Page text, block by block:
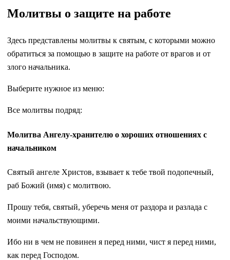
Молитвы о защите на работе
Здесь представлены молитвы к святым, с которыми можно
обратиться за помощью в защите на работе от врагов и от
злого начальника.
Выберите нужное из меню:
Все молитвы подряд:
Молитва Ангелу-хранителю о хороших отношениях с
начальником
Святый ангеле Христов, взывает к тебе твой подопечный,
раб Божий (имя) с молитвою.
Прошу тебя, святый, уберечь меня от раздора и разлада с
моими начальствующими.
Ибо ни в чем не повинен я перед ними, чист я перед ними,
как перед Господом.